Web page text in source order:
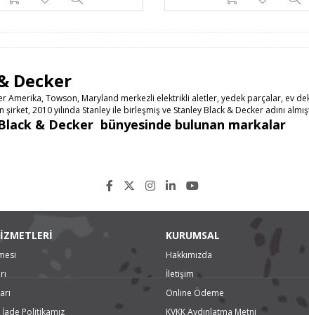
Decker
Amerika, Towson, Maryland merkezli elektrikli aletler, yedek parçalar, ev
şirket, 2010 yılında Stanley ile birleşmiş ve Stanley Black & Decker adını
& Decker bünyesinde bulunan markalar
Proto
Technologies
Fastening
Politikamız
KURUMSAL
Hakkımızda
İletişim
Online Ödeme
KVKK Aydınlatma Metni